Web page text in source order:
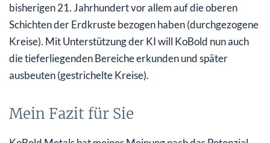
bisherigen 21. Jahrhundert vor allem auf die oberen
Schichten der Erdkruste bezogen haben (durchgezogene
Kreise). Mit Unterstützung der KI will KoBold nun auch
die tieferliegenden Bereiche erkunden und später
ausbeuten (gestrichelte Kreise).
Mein Fazit für Sie